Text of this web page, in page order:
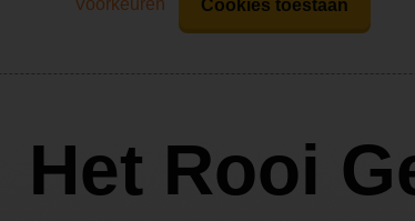
Het Rooi
Cookies toestaan